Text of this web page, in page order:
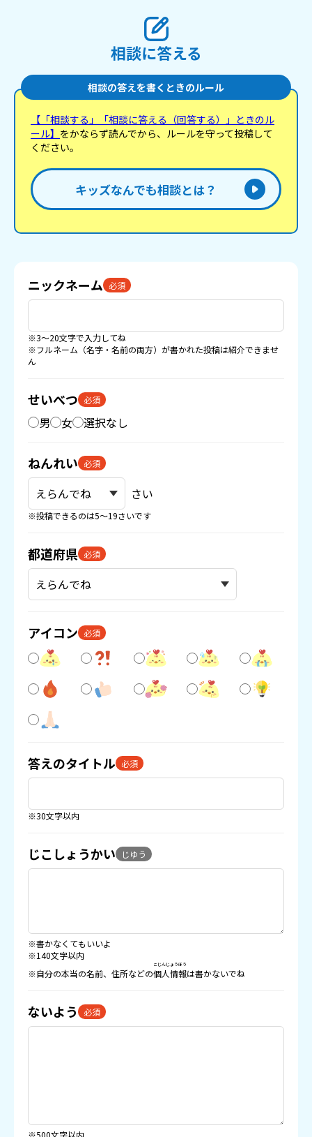
相談に答える
相談の答えを書くときのルール
【「相談する」「相談に答える（回答する）」ときのル
ール】 をかならず読んでから、ルールを守って投稿して
ください。
キッズなんでも相談とは？
ニックネーム 必須
※3〜20文字で入力してね
※フルネーム（名字・名前の両方）が書かれた投稿は紹介できませ
ん
せいべつ 必須
男 女 選択なし
ねんれい 必須
さい
※投稿できるのは5〜19さいです
都道府県 必須
アイコン 必須
答えのタイトル 必須
※30文字以内
じこしょうかい じゆう
※書かなくてもいいよ
※140文字以内
※自分の本当の名前、住所などの個人情報
こじんじょうほう
は書かないでね
ないよう 必須